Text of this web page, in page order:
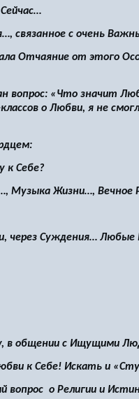
связанное с очень
Отчаяние от этого
вопрос: «Что значит
о Любви, я не
к Себе?
Жизни…, Вечное
через Суждения…
в общении с Ищущими
к Себе! Искать и
о Религии и